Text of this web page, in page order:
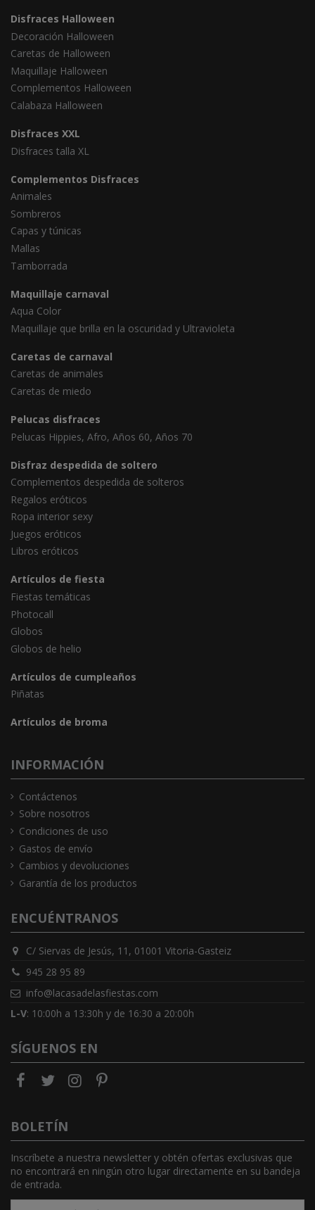
Disfraces Halloween
Decoración Halloween
Caretas de Halloween
Maquillaje Halloween
Complementos Halloween
Calabaza Halloween
Disfraces XXL
Disfraces talla XL
Complementos Disfraces
Animales
Sombreros
Capas y túnicas
Mallas
Tamborrada
Maquillaje carnaval
Aqua Color
Maquillaje que brilla en la oscuridad y Ultravioleta
Caretas de carnaval
Caretas de animales
Caretas de miedo
Pelucas disfraces
Pelucas Hippies, Afro, Años 60, Años 70
Disfraz despedida de soltero
Complementos despedida de solteros
Regalos eróticos
Ropa interior sexy
Juegos eróticos
Libros eróticos
Artículos de fiesta
Fiestas temáticas
Photocall
Globos
Globos de helio
Artículos de cumpleaños
Piñatas
Artículos de broma
INFORMACIÓN
Contáctenos
Sobre nosotros
Condiciones de uso
Gastos de envío
Cambios y devoluciones
Garantía de los productos
ENCUÉNTRANOS
C/ Siervas de Jesús, 11, 01001 Vitoria-Gasteiz
945 28 95 89
info@lacasadelasfiestas.com
L-V: 10:00h a 13:30h y de 16:30 a 20:00h
SÍGUENOS EN
BOLETÍN
Inscríbete a nuestra newsletter y obtén ofertas exclusivas que
no encontrará en ningún otro lugar directamente en su bandeja
de entrada.